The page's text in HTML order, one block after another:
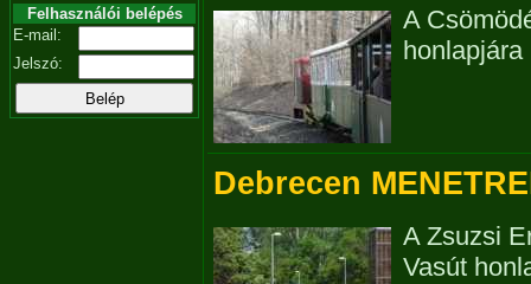
Felhasználói belépés
E-mail:
Jelszó:
A
Debrecen
A Zsuzsi
Vasút